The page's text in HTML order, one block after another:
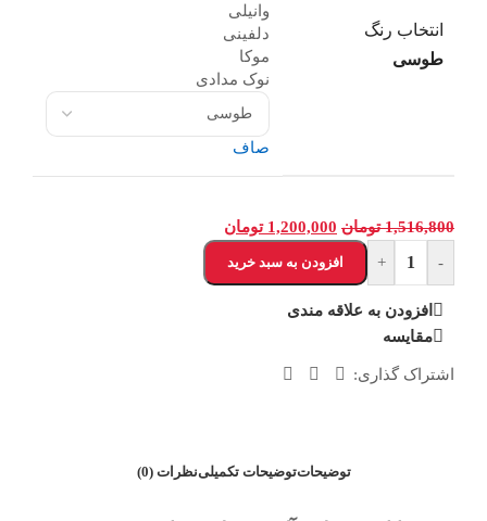
انتخاب رنگ
طوسی
وانیلی
دلفینی
موکا
نوک مدادی
صاف
1,516,800 تومان 1,200,000 تومان
-
+ افزودن به سبد خرید
افزودن به علاقه مندی
مقایسه
اشتراک گذاری:
توضیحاتتوضیحات تکمیلینظرات (0)